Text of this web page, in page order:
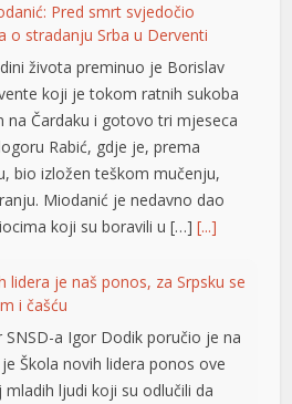
Pred smrt svjedočio
o stradanju Srba u Derventi
života preminuo je Borislav
koji je tokom ratnih sukoba
na Čardaku i gotovo tri mjeseca
Rabić, gdje je, prema
bio izložen teškom mučenju,
Miodanić je nedavno dao
koji su boravili u […][...]
lidera je naš ponos, za Srpsku se
i čašću
a Igor Dodik poručio je na
Škola novih lidera ponos ove
mladih ljudi koji su odlučili da